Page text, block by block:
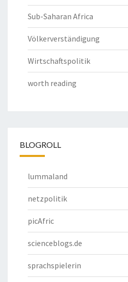
Sub-Saharan Africa
Völkerverständigung
Wirtschaftspolitik
worth reading
BLOGROLL
lummaland
netzpolitik
picAfric
scienceblogs.de
sprachspielerin